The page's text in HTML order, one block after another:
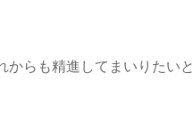
からも精進してまいりたい